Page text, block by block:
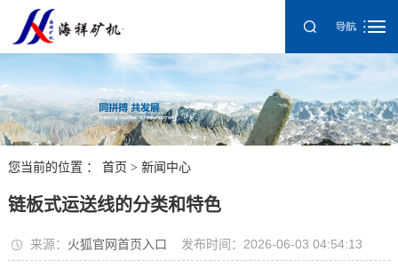
您当前的位置 ： 首页 > 新闻中心
链板式运送线的分类和特色
来源： 火狐官网首页入口 发布时间：2026-06-03 04:54:13